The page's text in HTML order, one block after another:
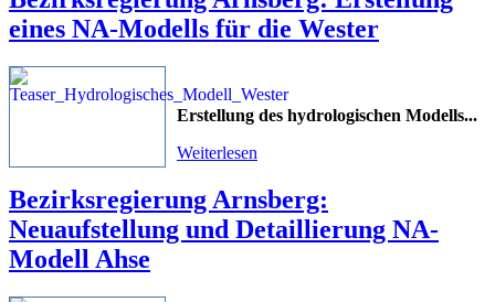
eines NA-Modells für die Wester
Erstellung des hydrologischen Modells...
Weiterlesen
Bezirksregierung Arnsberg:
Neuaufstellung und Detaillierung NA-
Modell Ahse